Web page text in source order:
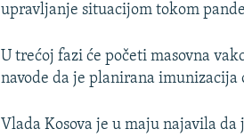
upravljanje situacijom tokom
U trećoj fazi će početi masovna
navode da je planirana imunizacija
Vlada Kosova je u maju najavila